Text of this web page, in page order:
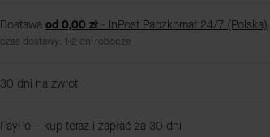
Dostawa od 0,00 zł - InPost Paczkomat 24/7 (Polska)
czas dostawy: 1-2 dni robocze
30 dni na zwrot
PayPo – kup teraz i zapłać za 30 dni